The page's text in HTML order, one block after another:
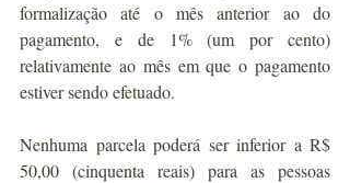
formalização até o mês anterior ao do
pagamento, e de 1% (um por cento)
relativamente ao mês em que o pagamento
estiver sendo efetuado.
Nenhuma parcela poderá ser inferior a R$
50,00 (cinquenta reais) para as pessoas